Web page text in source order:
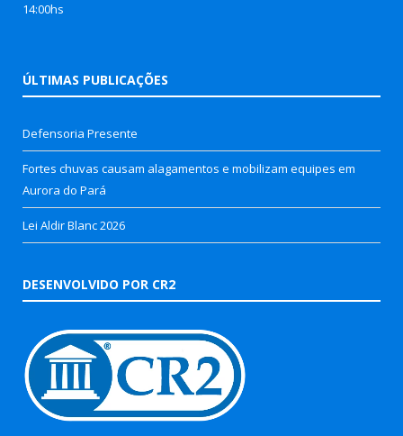
14:00hs
ÚLTIMAS PUBLICAÇÕES
Defensoria Presente
Fortes chuvas causam alagamentos e mobilizam equipes em
Aurora do Pará
Lei Aldir Blanc 2026
DESENVOLVIDO POR CR2